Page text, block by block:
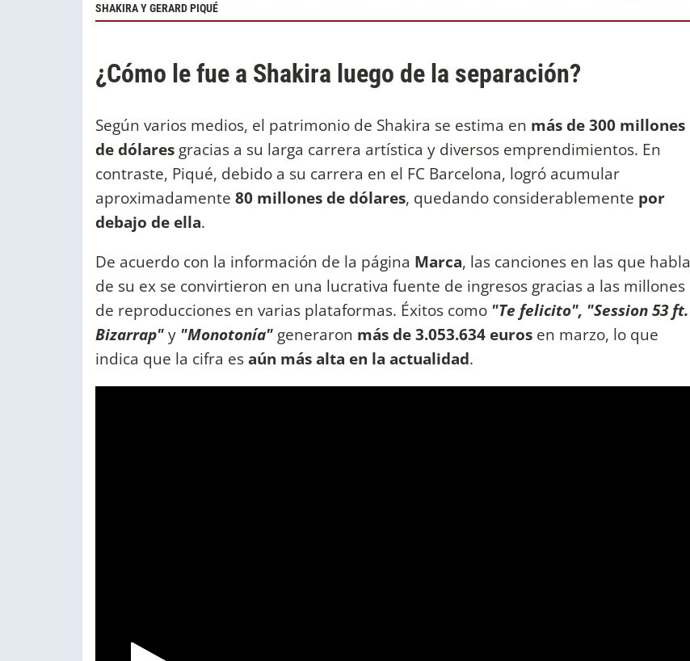
SHAKIRA Y GERARD PIQUÉ
¿Cómo le fue a Shakira luego de la separación?
Según varios medios, el patrimonio de Shakira se estima en más de 300 millones
de dólares gracias a su larga carrera artística y diversos emprendimientos. En
contraste, Piqué, debido a su carrera en el FC Barcelona, logró acumular
aproximadamente 80 millones de dólares, quedando considerablemente por
debajo de ella.
De acuerdo con la información de la página Marca, las canciones en las que habla
de su ex se convirtieron en una lucrativa fuente de ingresos gracias a las millones
de reproducciones en varias plataformas. Éxitos como "Te felicito", "Session 53 ft.
Bizarrap"y "Monotonía" generaron más de 3.053.634 euros en marzo, lo que
indica que la cifra esaún más alta en la actualidad.